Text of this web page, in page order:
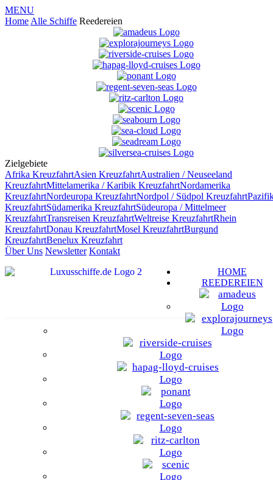
MENU
Home Alle Schiffe Reedereien
Zielgebiete
Afrika KreuzfahrtAsien KreuzfahrtAustralien / Neuseeland
KreuzfahrtMittelamerika / Karibik KreuzfahrtNordamerika
KreuzfahrtNordeuropa KreuzfahrtNordpol / Südpol Kreuzfahrt
KreuzfahrtSüdamerika KreuzfahrtSüdeuropa / Mittelmeer
KreuzfahrtTransreisen KreuzfahrtWeltreise KreuzfahrtRhein
KreuzfahrtDonau KreuzfahrtMosel KreuzfahrtBurgund
KreuzfahrtBenelux Kreuzfahrt
Über Uns Newsletter Kontakt
HOME
REEDEREIEN